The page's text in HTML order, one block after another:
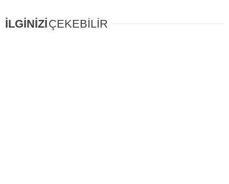
İLGİNİZİÇEKEBİLİR